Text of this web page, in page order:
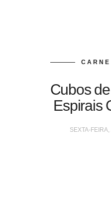
Cubos
Espirais
SEXTA-